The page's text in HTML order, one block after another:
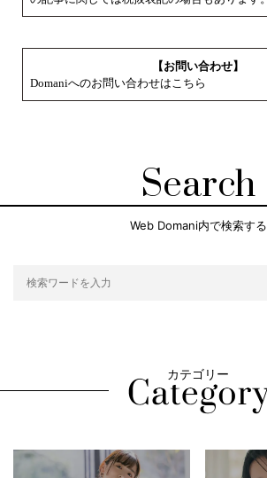
【お問い合わせ】
Domaniへのお問い合わせはこちら
Search
Web Domani内で検索する
カテゴリー